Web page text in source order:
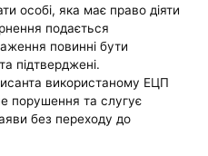
особі, яка має право діяти
подається
повинні бути
підтверджені.
використаному ЕЦП
порушення та слугує
без переходу до